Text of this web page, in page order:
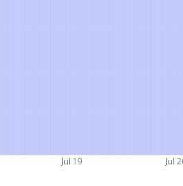
Jul 19 Jul